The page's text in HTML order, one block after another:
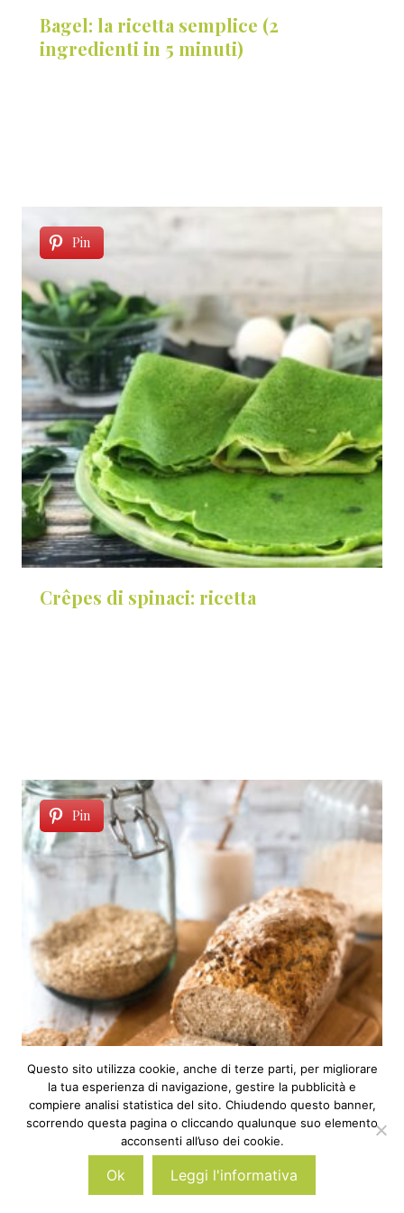
Bagel: la ricetta semplice (2
ingredienti in 5 minuti)
Pin
Crêpes di spinaci: ricetta
Pin
Soda bread: pane pronto in 45 minuti
(senza impasto)
Questo sito utilizza cookie, anche di terze parti, per migliorare
la tua esperienza di navigazione, gestire la pubblicità e
compiere analisi statistica del sito. Chiudendo questo banner,
scorrendo questa pagina o cliccando qualunque suo elemento
acconsenti all’uso dei cookie.
Ok Leggi l'informativa